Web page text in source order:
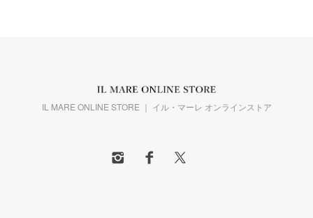
IL MARE ONLINE STORE ｜ イル・マーレ オンラインストア